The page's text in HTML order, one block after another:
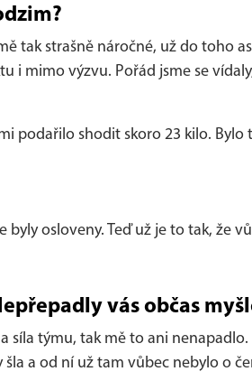
tak strašně náročné, už do toho
i mimo výzvu. Pořád jsme se
podařilo shodit skoro 23 kilo.
osloveny. Teď už je to tak, že
vás občas
síla týmu, tak mě to ani
a od ní už tam vůbec nebylo o